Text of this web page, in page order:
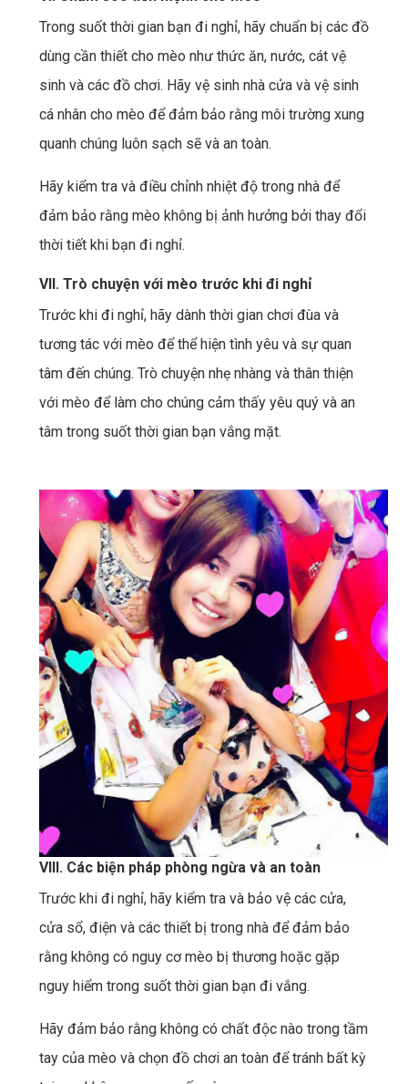
Trong suốt thời gian bạn đi nghỉ, hãy chuẩn bị các đồ
dùng cần thiết cho mèo như thức ăn, nước, cát vệ
sinh và các đồ chơi. Hãy vệ sinh nhà cửa và vệ sinh
cá nhân cho mèo để đảm bảo rằng môi trường xung
quanh chúng luôn sạch sẽ và an toàn.
Hãy kiểm tra và điều chỉnh nhiệt độ trong nhà để
đảm bảo rằng mèo không bị ảnh hưởng bởi thay đổi
thời tiết khi bạn đi nghỉ.
VII. Trò chuyện với mèo trước khi đi nghỉ
Trước khi đi nghỉ, hãy dành thời gian chơi đùa và
tương tác với mèo để thể hiện tình yêu và sự quan
tâm đến chúng. Trò chuyện nhẹ nhàng và thân thiện
với mèo để làm cho chúng cảm thấy yêu quý và an
tâm trong suốt thời gian bạn vắng mặt.
VIII. Các biện pháp phòng ngừa và an toàn
Trước khi đi nghỉ, hãy kiểm tra và bảo vệ các cửa,
cửa sổ, điện và các thiết bị trong nhà để đảm bảo
rằng không có nguy cơ mèo bị thương hoặc gặp
nguy hiểm trong suốt thời gian bạn đi vắng.
Hãy đảm bảo rằng không có chất độc nào trong tầm
tay của mèo và chọn đồ chơi an toàn để tránh bất kỳ